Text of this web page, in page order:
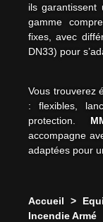
ils garantissent
gamme
fixes, avec
DN33) pour
Vous trouverez
: flexibles,
protection.
accompagne
adaptées pour
Accueil >
Incendie Armé